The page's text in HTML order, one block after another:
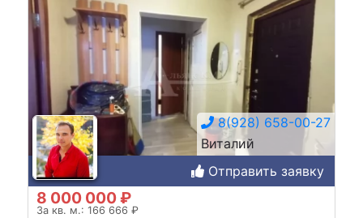
8(928) 658-00-27
Виталий
Отправить заявку
8 000 000 ₽
За кв. м.: 166 666 ₽